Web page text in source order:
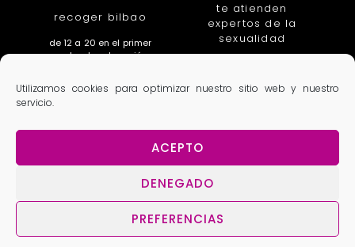
Utilizamos cookies para optimizar nuestro sitio web y nuestro
servicio.
ACEPTO
DENEGADO
PREFERENCIAS
recoger bilbao
de 12 a 20 en el primer
centro de educación
te atienden
expertos de la
sexualidad
ginecologas, urologos
Política de cookies
Copyright 2025 Lola Dacosta